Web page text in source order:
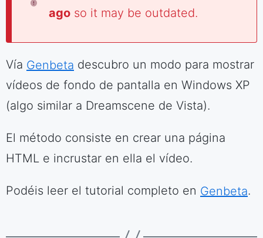
ago so it may be outdated.
Vía Genbeta descubro un modo para mostrar
vídeos de fondo de pantalla en Windows XP
(algo similar a Dreamscene de Vista).
El método consiste en crear una página
HTML e incrustar en ella el vídeo.
Podéis leer el tutorial completo en Genbeta.